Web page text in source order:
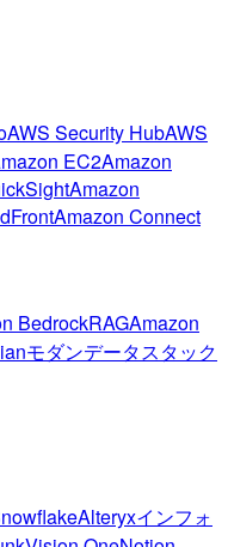
AWS Security HubAWS
EC2Amazon
Amazon
Amazon Connect
BedrockRAGAmazon
モダンデータスタック
Alteryxインフォ